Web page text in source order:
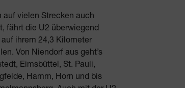
auf vielen Strecken auch
fährt die U2 überwiegend
ihrem 24,3 Kilometer
Von Niendorf aus geht’s
Eimsbüttel, St. Pauli,
Hamm, Horn und bis